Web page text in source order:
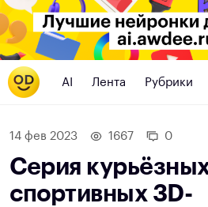
AI Лента Рубрики
14 фев 2023 1667 0
Серия
спортивных 3D-